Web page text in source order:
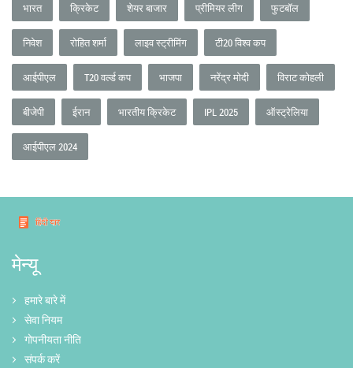
भारत क्रिकेट शेयर बाजार प्रीमियर लीग फुटबॉल
निवेश रोहित शर्मा लाइव स्ट्रीमिंग टी20 विश्व कप
आईपीएल T20 वर्ल्ड कप भाजपा नरेंद्र मोदी विराट कोहली
बीजेपी ईरान भारतीय क्रिकेट IPL 2025 ऑस्ट्रेलिया
आईपीएल 2024
मेन्यू
हमारे बारे में
सेवा नियम
गोपनीयता नीति
संपर्क करें